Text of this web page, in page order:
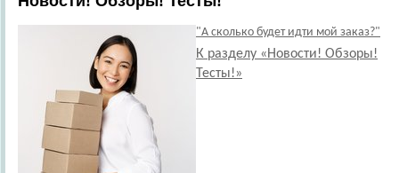
"А сколько будет идти мой заказ?"
К разделу «Новости! Обзоры!
Тесты!»